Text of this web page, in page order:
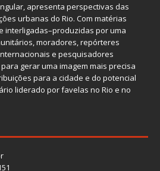
apresenta perspectivas das
urbanas do Rio. Com matérias
interligadas–produzidas por uma
moradores, repórteres
e pesquisadores
gerar uma imagem mais precisa
para a cidade e do potencial
liderado por favelas no Rio e no